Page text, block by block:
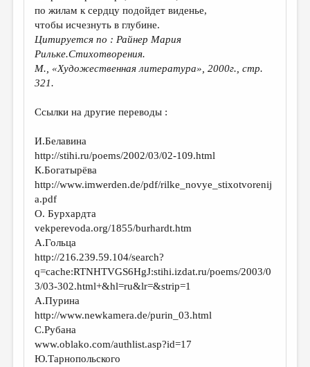
по жилам к сердцу подойдет виденье,
чтобы исчезнуть в глубине.
Цитируется по : Райнер Мария
Рильке.Стихотворения.
М., «Художественная литература», 2000г., стр.
321.
Cсылки на другие переводы :
И.Белавина
http://stihi.ru/poems/2002/03/02-109.html
К.Богатырёва
http://www.imwerden.de/pdf/rilke_novye_stixotvorenij
a.pdf
О. Бурхардта
vekperevoda.org/1855/burhardt.htm
А.Гольца
http://216.239.59.104/search?
q=cache:RTNHTVGS6HgJ:stihi.izdat.ru/poems/2003/0
3/03-302.html+&hl=ru&lr=&strip=1
А.Пурина
http://www.newkamera.de/purin_03.html
С.Рубана
www.oblako.com/authlist.asp?id=17
Ю.Тарнопольского